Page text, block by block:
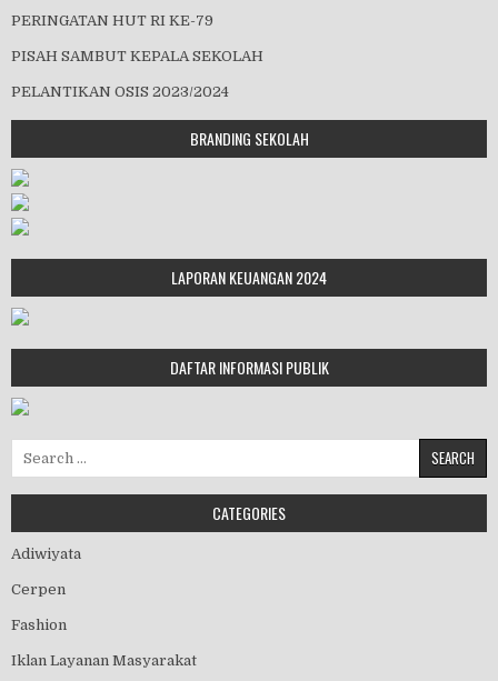
PERINGATAN HUT RI KE-79
PISAH SAMBUT KEPALA SEKOLAH
PELANTIKAN OSIS 2023/2024
BRANDING SEKOLAH
LAPORAN KEUANGAN 2024
DAFTAR INFORMASI PUBLIK
CATEGORIES
Adiwiyata
Cerpen
Fashion
Iklan Layanan Masyarakat